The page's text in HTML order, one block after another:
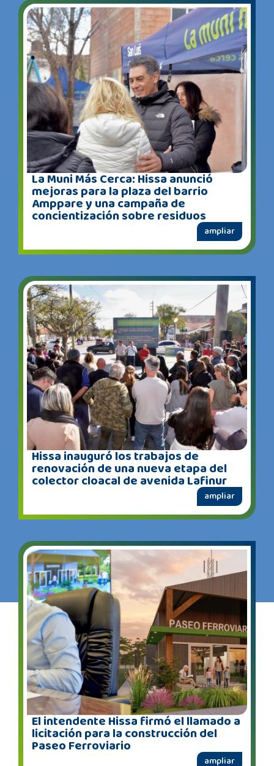
La Muni Más Cerca: Hissa anunció
mejoras para la plaza del barrio
Amppare y una campaña de
concientización sobre residuos
ampliar
Hissa inauguró los trabajos de
renovación de una nueva etapa del
colector cloacal de avenida Lafinur
ampliar
El intendente Hissa firmó el llamado a
licitación para la construcción del
Paseo Ferroviario
ampliar